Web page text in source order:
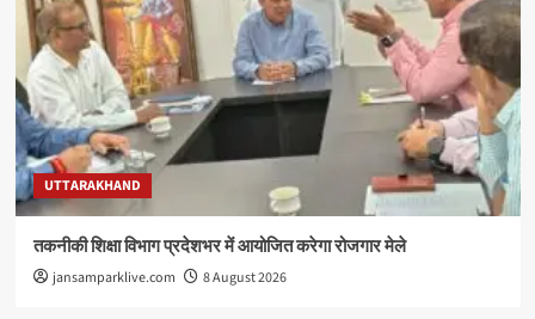
UTTARAKHAND
तकनीकी शिक्षा विभाग प्रदेशभर में आयोजित करेगा रोजगार मेले
jansamparklive.com 8 August 2026